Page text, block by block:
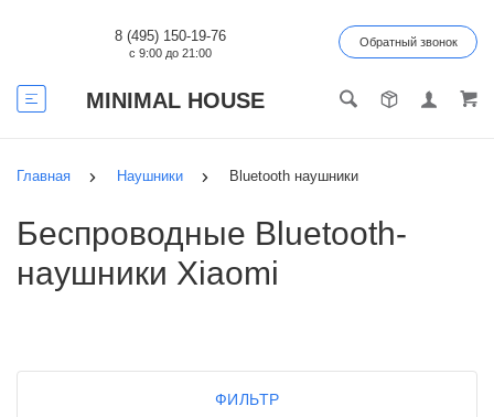
MINIMAL HOUSE
8 (495) 150-19-76
с 9:00 до 21:00
Обратный звонок
Главная Наушники Bluetooth наушники
Беспроводные Bluetooth-
наушники Xiaomi
ФИЛЬТР